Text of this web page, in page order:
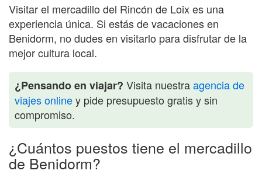
Visitar el mercadillo del Rincón de Loix es una
experiencia única. Si estás de vacaciones en
Benidorm, no dudes en visitarlo para disfrutar de la
mejor cultura local.
¿Pensando en viajar? Visita nuestraagencia de
viajes onliney pide presupuesto gratis y sin
compromiso.
¿Cuántos puestos tiene el mercadillo
de Benidorm?